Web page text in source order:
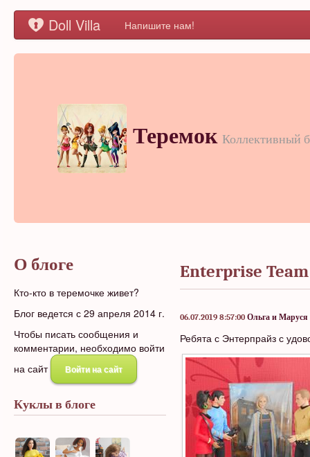
Doll Villa Напишите нам!
Теремок Коллективный
О блоге
Кто-кто в теремочке живет?
Блог ведется с 29 апреля 2014 г.
Чтобы писать сообщения и
комментарии, необходимо войти
на сайт
Войти на сайт
Куклы в блоге
Enterprise Team
06.07.2019 8:57:00 Ольга и Маруся
Ребята с Энтерпрайз с